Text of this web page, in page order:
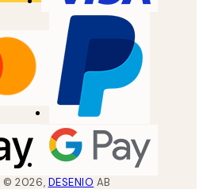
©2026, DESENIO AB